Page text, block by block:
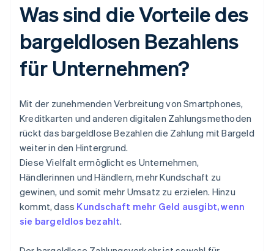
Was sind die Vorteile des
bargeldlosen Bezahlens
für Unternehmen?
Mit der zunehmenden Verbreitung von Smartphones,
Kreditkarten und anderen digitalen Zahlungsmethoden
rückt das bargeldlose Bezahlen die Zahlung mit Bargeld
weiter in den Hintergrund.
Diese Vielfalt ermöglicht es Unternehmen,
Händlerinnen und Händlern, mehr Kundschaft zu
gewinen, und somit mehr Umsatz zu erzielen. Hinzu
kommt, dass Kundschaft mehr Geld ausgibt, wenn
sie bargeldlos bezahlt.